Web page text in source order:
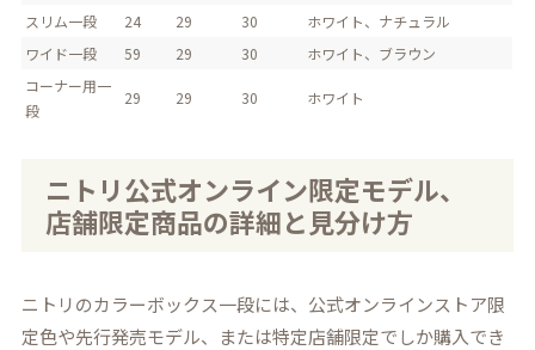
スリム一段
24 29 30
ホワイト、ナチュラル
ワイド一段
59 29 30
ホワイト、ブラウン
コーナー用一
段
29 29 30 ホワイト
ニトリ公式オンライン限定モデル、
店舗限定商品の詳細と見分け方
ニトリのカラーボックス一段には、公式オンラインストア限
定色や先行発売モデル、または特定店舗限定でしか購入でき